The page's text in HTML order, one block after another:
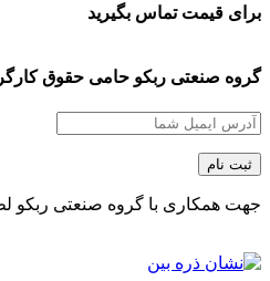
برای قیمت تماس بگیرید
گروه صنعتی ربکو حامی حقوق
جهت همکاری با گروه صنعتی ربکو